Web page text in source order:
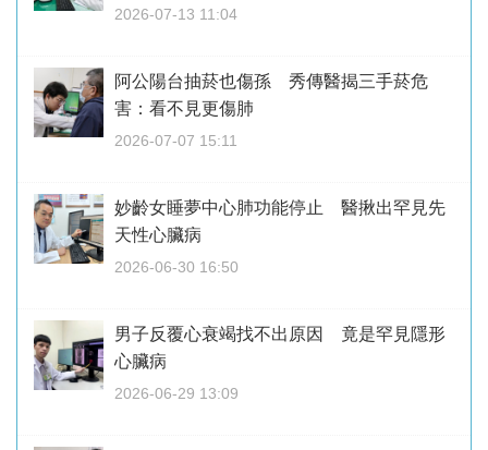
2026-07-13 11:04
阿公陽台抽菸也傷孫 秀傳醫揭三手菸危
害：看不見更傷肺
2026-07-07 15:11
妙齡女睡夢中心肺功能停止 醫揪出罕見先
天性心臟病
2026-06-30 16:50
男子反覆心衰竭找不出原因 竟是罕見隱形
心臟病
2026-06-29 13:09